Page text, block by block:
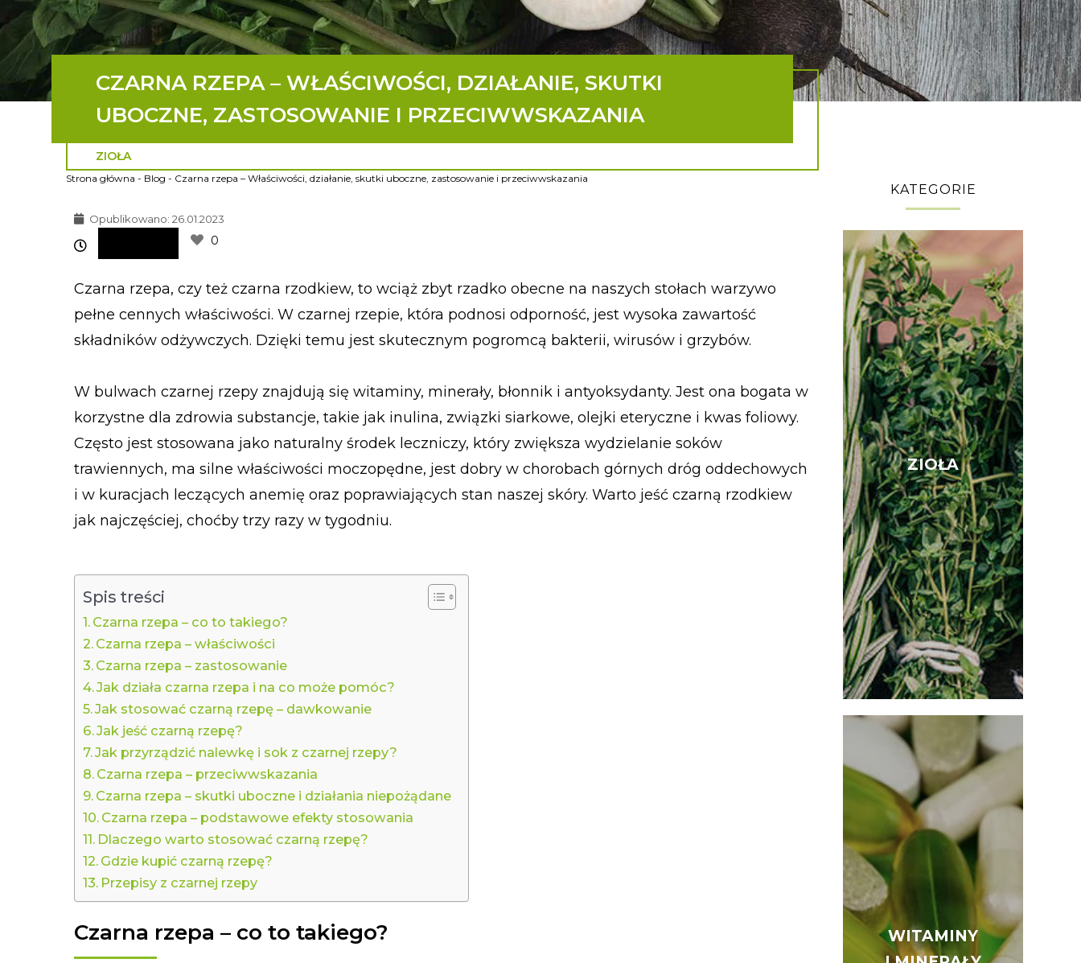
CZARNA RZEPA – WŁAŚCIWOŚCI, DZIAŁANIE, SKUTKI
UBOCZNE, ZASTOSOWANIE I PRZECIWWSKAZANIA
ZIOŁA
Strona główna - Blog - Czarna rzepa – Właściwości, działanie, skutki uboczne, zastosowanie i przeciwwskazania
Opublikowano: 26.01.2023
0
Czarna rzepa, czy też czarna rzodkiew, to wciąż zbyt rzadko obecne na naszych stołach warzywo
pełne cennych właściwości. W czarnej rzepie, która podnosi odporność, jest wysoka zawartość
składników odżywczych. Dzięki temu jest skutecznym pogromcą bakterii, wirusów i grzybów.
W bulwach czarnej rzepy znajdują się witaminy, minerały, błonnik i antyoksydanty. Jest ona bogata w
korzystne dla zdrowia substancje, takie jak inulina, związki siarkowe, olejki eteryczne i kwas foliowy.
Często jest stosowana jako naturalny środek leczniczy, który zwiększa wydzielanie soków
trawiennych, ma silne właściwości moczopędne, jest dobry w chorobach górnych dróg oddechowych
i w kuracjach leczących anemię oraz poprawiających stan naszej skóry. Warto jeść czarną rzodkiew
jak najczęściej, choćby trzy razy w tygodniu.
Spis treści
Czarna rzepa – co to takiego?
Czarna rzepa – właściwości
Czarna rzepa – zastosowanie
Jak działa czarna rzepa i na co może pomóc?
Jak stosować czarną rzepę – dawkowanie
Jak jeść czarną rzepę?
Jak przyrządzić nalewkę i sok z czarnej rzepy?
Czarna rzepa – przeciwwskazania
Czarna rzepa – skutki uboczne i działania niepożądane
Czarna rzepa – podstawowe efekty stosowania
Dlaczego warto stosować czarną rzepę?
Gdzie kupić czarną rzepę?
Przepisy z czarnej rzepy
Czarna rzepa – co to takiego?
KATEGORIE
ZIOŁA
ZIOŁA
WITAMINY
WITAMINY